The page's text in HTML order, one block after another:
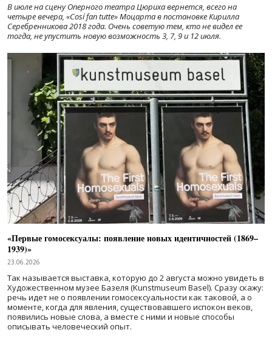
В июле на сцену Оперного театра Цюриха вернется, всего на
четыре вечера, «Cosí fan tutte» Моцарта в постановке Кирилла
Серебренникова 2018 года. Очень советую тем, кто не видел ее
тогда, не упустить новую возможность 3, 7, 9 и 12 июля.
«Первые гомосексуалы: появление новых идентичностей (1869–
1939)»
23.06.2026
Так называется выставка, которую до 2 августа можно увидеть в
Художественном музее Базеля (Kunstmuseum Basel). Сразу скажу:
речь идет не о появлении гомосексуальности как таковой, а о
моменте, когда для явления, существовавшего испокон веков,
появились новые слова, а вместе с ними и новые способы
описывать человеческий опыт.